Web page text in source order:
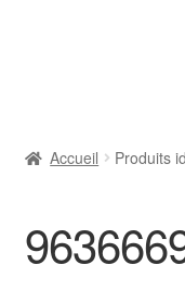
Livraison
Accueil Produits